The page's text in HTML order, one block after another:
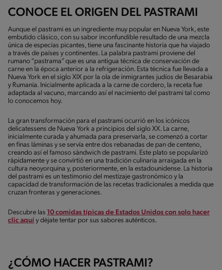
CONOCE EL ORIGEN DEL PASTRAMI
Aunque el pastrami es un ingrediente muy popular en Nueva York, este
embutido clásico, con su sabor inconfundible resultado de una mezcla
única de especias picantes, tiene una fascinante historia que ha viajado
a través de países y continentes. La palabra pastrami proviene del
rumano “pastrama” que es una antigua técnica de conservación de
carne en la época anterior a la refrigeración. Esta técnica fue llevada a
Nueva York en el siglo XIX por la ola de inmigrantes judíos de Besarabia
y Rumania. Inicialmente aplicada a la carne de cordero, la receta fue
adaptada al vacuno, marcando así el nacimiento del pastrami tal como
lo conocemos hoy.
La gran transformación para el pastrami ocurrió en los icónicos
delicatessens de Nueva York a principios del siglo XX. La carne,
inicialmente curada y ahumada para preservarla, se comenzó a cortar
en finas láminas y se servía entre dos rebanadas de pan de centeno,
creando así el famoso sándwich de pastrami. Este plato se popularizó
rápidamente y se convirtió en una tradición culinaria arraigada en la
cultura neoyorquina y, posteriormente, en la estadounidense. La historia
del pastrami es un testimonio del mestizaje gastronómico y la
capacidad de transformación de las recetas tradicionales a medida que
cruzan fronteras y generaciones.
Descubre las 10 comidas típicas de Estados Unidos con solo hacer
clic aquí y déjate tentar por sus sabores auténticos.
¿CÓMO HACER PASTRAMI?